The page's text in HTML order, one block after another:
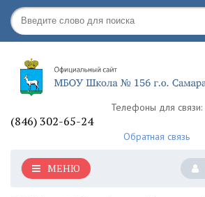
Телефоны для связи:
(846) 302-65-24
Обратная связь
МЕНЮ